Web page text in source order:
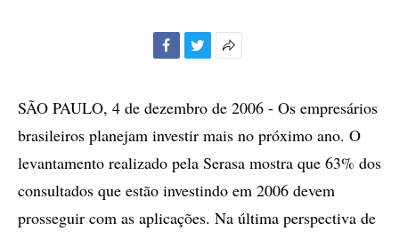
compartilhamento
SÃO PAULO, 4 de dezembro de 2006 - Os empresários
brasileiros planejam investir mais no próximo ano. O
levantamento realizado pela Serasa mostra que 63% dos
consultados que estão investindo em 2006 devem
prosseguir com as aplicações. Na última perspectiva de